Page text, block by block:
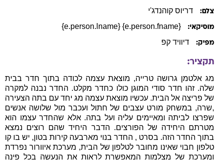
צלם: דריוס קוהנדג'י
מוסיקאי: {e.person.fname} {e.person.lname}
מפיק: דיוויד קפ
תקציר:
מג אלטמן גרושה טרייה, מוצאת עצמה לכודה בתוך חדר בבית
שלה. זהו חדר סודי המוגן כולו כחדר מקלט. החדר נבנה למקרה
של פריצה אל הבית. עכשיו מוצאת עצמה מג יחד עם בתה הצעירה
,שרה, במשחק מורט עצבים של חתול ועכבר מול שלושה אנשים
שפרצו לביתה ומאיימים עליה ועל בתה. אלא שהחדר עצמו הוא
מטרתם היחידה של הפורצים. הדבר היחיד שהם רוצים נמצא
בתוך החדר הזה. בסרט , החדר בנוי מארבעה קירות בטון, יש בו קו
טלפון חבוי שאינו מחובר לטלפון של הבית, מערכת איוורור נפרדת
ומערכת של מצלמות המאפשרת לראות את הנעשה בכל פינה